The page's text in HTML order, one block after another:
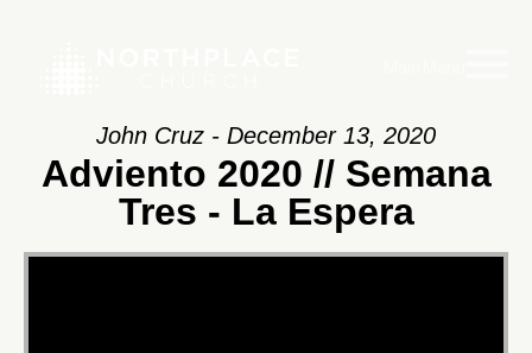
John Cruz - December 13, 2020
Adviento 2020 // Semana
Tres - La Espera